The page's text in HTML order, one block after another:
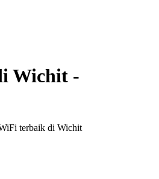
Wichit -
terbaik di Wichit